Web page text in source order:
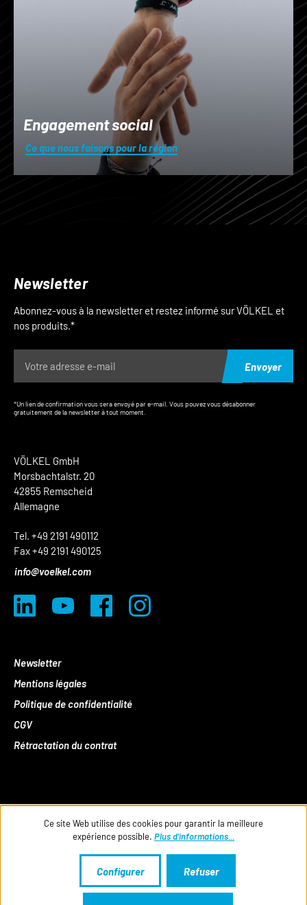
Engagement social
Ce que nous faisons pour la région
VÖLKEL GmbH
Morsbachtalstr. 20
42855 Remscheid
Allemagne
Tel. +49 2191 490112
Fax +49 2191 490125
info@voelkel.com
Newsletter
Mentions légales
Politique de confidentialité
CGV
Rétractation du contrat
Newsletter
Abonnez-vous à la newsletter et restez informé sur VÖLKEL et
nos produits.*
Envoyer
*Un lien de confirmation vous sera envoyé par e-mail. Vous pouvez vous désabonner
gratuitement de la newsletter à tout moment.
Ce site Web utilise des cookies pour garantir la meilleure
expérience possible. Plus d'informations...
Refuser
Configurer